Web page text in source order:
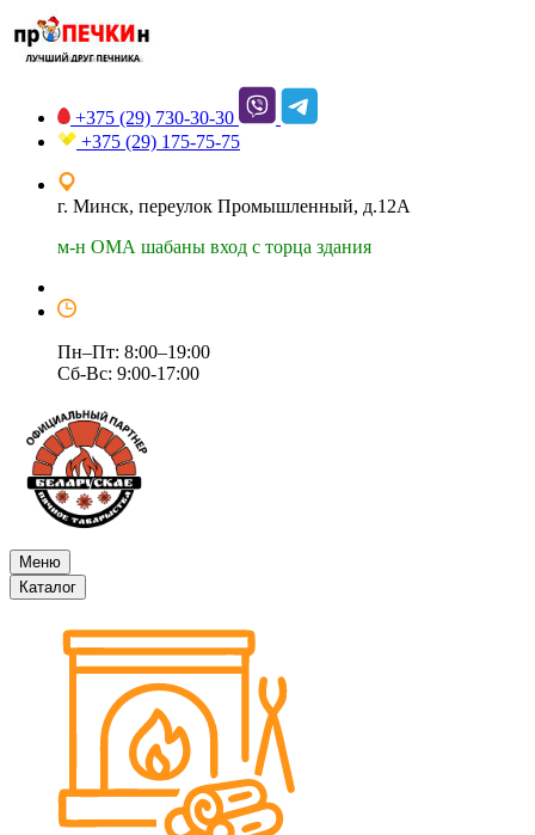
+375 (29) 730-30-30
+375 (29) 175-75-75
г. Минск, переулок Промышленный, д.12А
м-н ОМА шабаны вход с торца здания
Пн–Пт: 8:00–19:00
Сб-Вс: 9:00-17:00
Меню
Каталог